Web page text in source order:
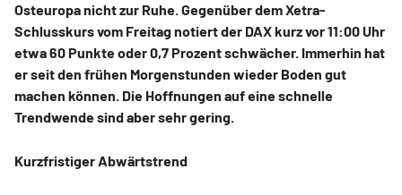
Osteuropa nicht zur Ruhe. Gegenüber dem Xetra-
Schlusskurs vom Freitag notiert der DAX kurz vor 11:00 Uhr
etwa 60 Punkte oder 0,7 Prozent schwächer. Immerhin hat
er seit den frühen Morgenstunden wieder Boden gut
machen können. Die Hoffnungen auf eine schnelle
Trendwende sind aber sehr gering.
Kurzfristiger Abwärtstrend